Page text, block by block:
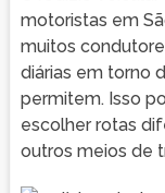
motoristas em
muitos
diárias em torno
permitem. Isso
escolher rotas
outros meios de